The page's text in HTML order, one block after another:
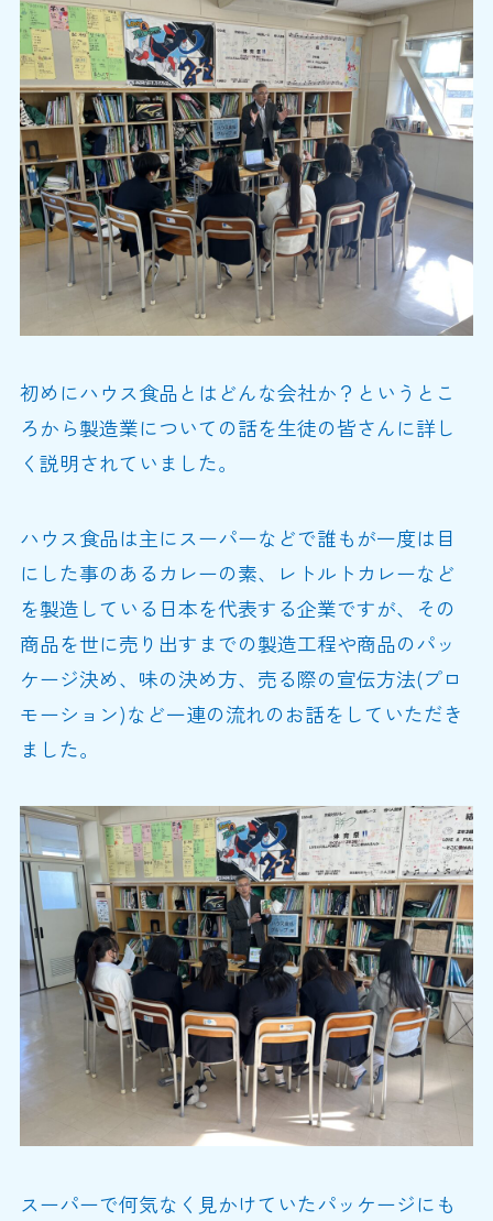
初めにハウス食品とはどんな会社か？というとこ
ろから製造業についての話を生徒の皆さんに詳し
く説明されていました。
ハウス食品は主にスーパーなどで誰もが一度は目
にした事のあるカレーの素、レトルトカレーなど
を製造している日本を代表する企業ですが、その
商品を世に売り出すまでの製造工程や商品のパッ
ケージ決め、味の決め方、売る際の宣伝方法(プロ
モーション)など一連の流れのお話をしていただき
ました。
スーパーで何気なく見かけていたパッケージにも